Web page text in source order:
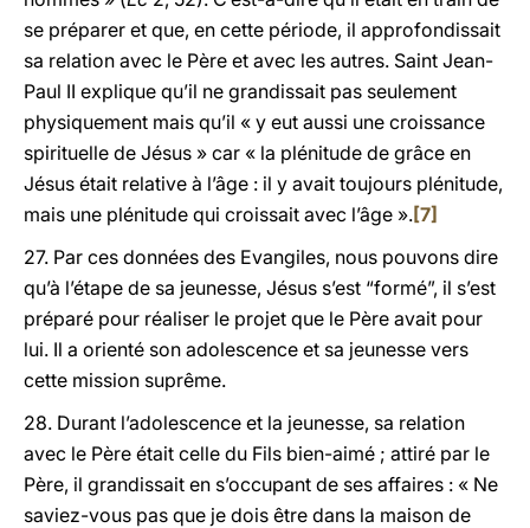
se préparer et que, en cette période, il approfondissait
sa relation avec le Père et avec les autres. Saint Jean-
Paul II explique qu’il ne grandissait pas seulement
physiquement mais qu’il « y eut aussi une croissance
spirituelle de Jésus » car « la plénitude de grâce en
Jésus était relative à l’âge : il y avait toujours plénitude,
mais une plénitude qui croissait avec l’âge ».[7]
27. Par ces données des Evangiles, nous pouvons dire
qu’à l’étape de sa jeunesse, Jésus s’est “formé”, il s’est
préparé pour réaliser le projet que le Père avait pour
lui. Il a orienté son adolescence et sa jeunesse vers
cette mission suprême.
28. Durant l’adolescence et la jeunesse, sa relation
avec le Père était celle du Fils bien-aimé ; attiré par le
Père, il grandissait en s’occupant de ses affaires : « Ne
saviez-vous pas que je dois être dans la maison de